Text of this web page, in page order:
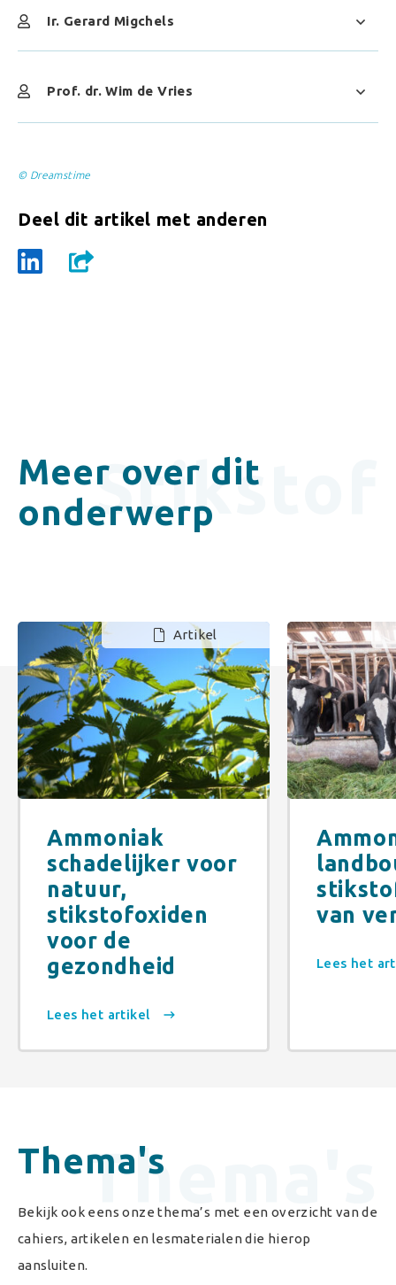
Ir. Gerard Migchels
Prof. dr. Wim de Vries
© Dreamstime
Deel dit artikel met anderen
Meer over dit
onderwerp
Stikstof
Artikel
Ammoniak
schadelijker voor
natuur,
stikstofoxiden
voor de
gezondheid
Lees het artikel
van
Lees het
Thema's
Thema's
Bekijk ook eens onze thema’s met een overzicht van de
cahiers, artikelen en lesmaterialen die hierop
aansluiten.